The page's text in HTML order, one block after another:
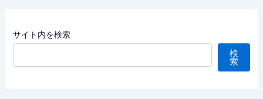
サイト内を検索
検
索